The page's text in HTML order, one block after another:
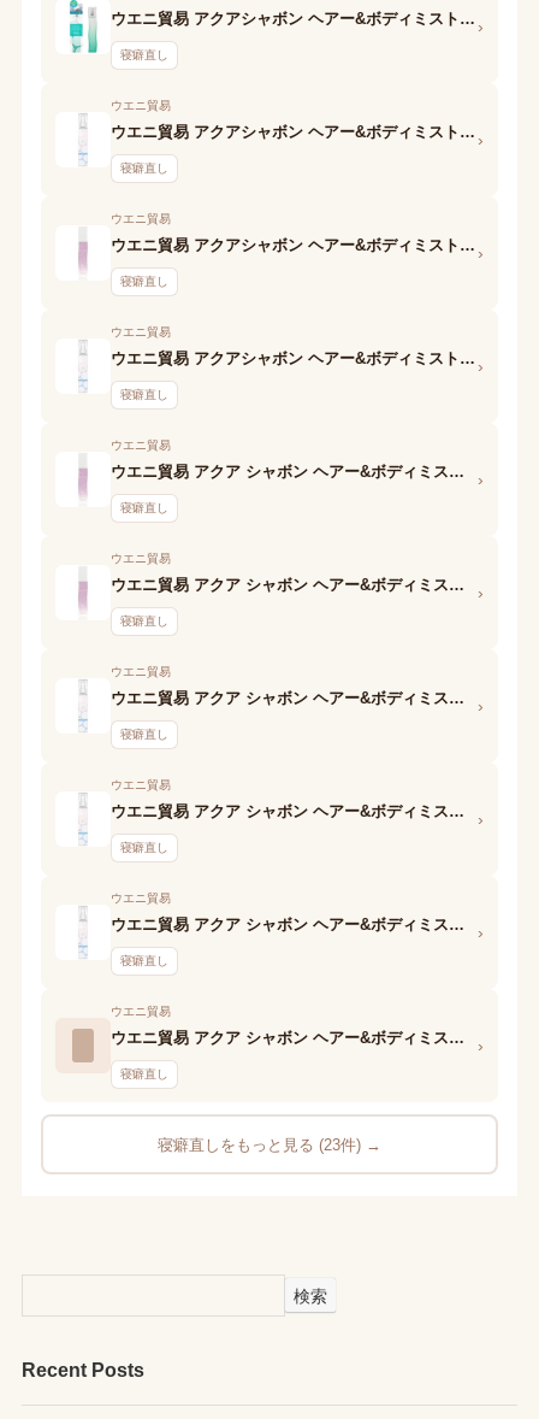
ウエニ貿易 アクアシャボン ヘアー&ボディミスト 19S エメラルドソープの香り
寝癖直し
›
ウエニ貿易
ウエニ貿易 アクアシャボン ヘアー&ボディミスト 19S ウォータリーシャンプーの香り
寝癖直し
›
ウエニ貿易
ウエニ貿易 アクアシャボン ヘアー&ボディミスト 15S 大好きなせっけんの香り
寝癖直し
›
ウエニ貿易
ウエニ貿易 アクアシャボン ヘアー&ボディミスト 15S バスタイムの香り
寝癖直し
›
ウエニ貿易
ウエニ貿易 アクア シャボン ヘアー&ボディミスト 13S ホワイトコットンの香り
寝癖直し
›
ウエニ貿易
ウエニ貿易 アクア シャボン ヘアー&ボディミスト 13S シルキーマリンの香り
寝癖直し
›
ウエニ貿易
ウエニ貿易 アクア シャボン ヘアー&ボディミスト 13S シャンプーフローラルの香り
寝癖直し
›
ウエニ貿易
ウエニ貿易 アクア シャボン ヘアー&ボディミスト 13S エメラルドソープの香り
寝癖直し
›
ウエニ貿易
ウエニ貿易 アクア シャボン ヘアー&ボディミスト 13S ウォータリーシャンプーの香り
寝癖直し
›
ウエニ貿易
ウエニ貿易 アクア シャボン ヘアー&ボディミスト 13S ウォータリーグリーンアップルの香り
寝癖直し
›
寝癖直しをもっと見る (23件) →
検索
Recent Posts